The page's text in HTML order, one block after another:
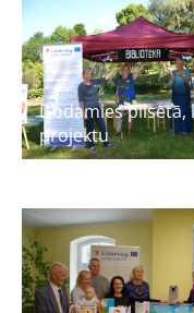
Dodamies pilsētā,
projektu